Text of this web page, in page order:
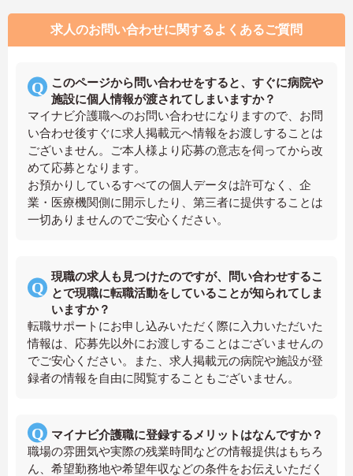
求人のお問い合わせに関するよくあるご質問
このページから問い合わせをすると、すぐに病院や
施設に個人情報が渡されてしまいますか？
マイナビ介護職へのお問い合わせになりますので、お問
い合わせ後すぐに求人掲載元へ情報をお渡しすることは
ございません。ご本人様より応募の意志を伺ってから改
めて応募となります。
お預かりしているすべての個人データは許可なく、企
業・医療機関側に開示したり、第三者に提供することは
一切ありませんのでご安心ください。
現職の求人も見つけたのですが、問い合わせするこ
とで現職に転職活動をしていることが知られてしま
いますか？
転職サポートにお申し込みいただく際に入力いただいた
情報は、応募先以外にお渡しすることはございませんの
でご安心ください。また、求人掲載元の病院や施設が登
録者の情報を自由に閲覧することもございません。
マイナビ介護職に登録するメリットはなんですか？
職場の雰囲気や実際の残業時間などの情報提供はもちろ
ん、希望勤務地や希望年収などの条件をお伝えいただく